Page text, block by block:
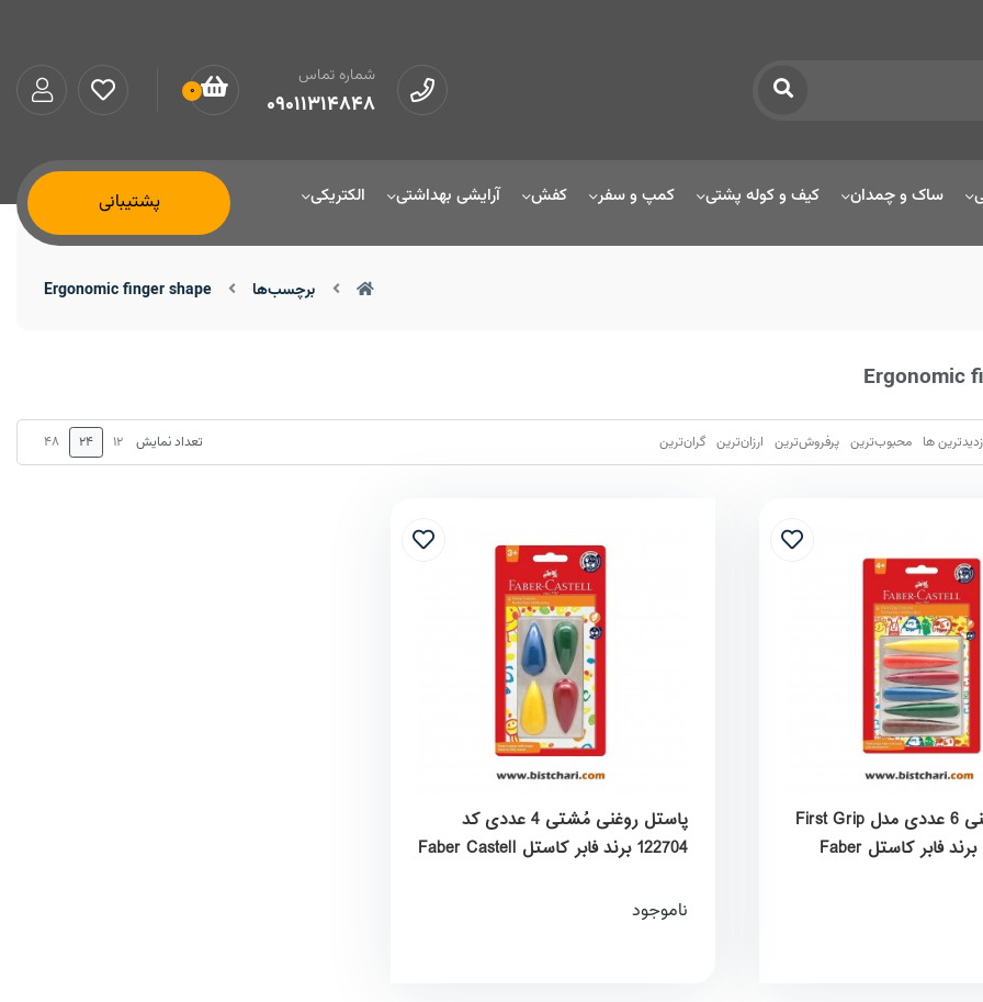
شماره تماس
09011314848
0
ساک و چمدان کیف و کوله پشتی کمپ و سفر کفش آرایشی بهداشتی الکتریکی پشتیبانی
برچسب‌ها Ergonomic finger shape
Ergonomic
ها محبوب‌‌ترین پرفروش‌ترین ارزان‌ترین گران‌ترین تعداد نمایش 12
24
48
پاستل روغنی 6 عددی مدل First Grip
کد 122706 برند فابر کاستل Faber
پاستل روغنی مُشتی 4 عددی کد
122704 برند فابر کاستل Faber Castell
ناموجود